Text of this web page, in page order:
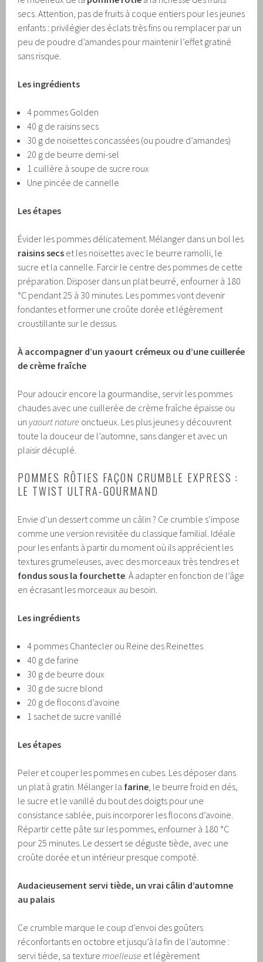
secs. Attention, pas de fruits à coque entiers pour les jeunes
enfants : privilégier des éclats très fins ou remplacer par un
peu de poudre d’amandes pour maintenir l’effet gratiné
sans risque.
Les ingrédients
4 pommes Golden
40 g de raisins secs
30 g de noisettes concassées (ou poudre d’amandes)
20 g de beurre demi-sel
1 cuillère à soupe de sucre roux
Une pincée de cannelle
Les étapes
Évider les pommes délicatement. Mélanger dans un bol les
raisins secs et les noisettes avec le beurre ramolli, le
sucre et la cannelle. Farcir le centre des pommes de cette
préparation. Disposer dans un plat beurré, enfourner à 180
°C pendant 25 à 30 minutes. Les pommes vont devenir
fondantes et former une croûte dorée et légèrement
croustillante sur le dessus.
À accompagner d’un yaourt crémeux ou d’une cuillerée
de crème fraîche
Pour adoucir encore la gourmandise, servir les pommes
chaudes avec une cuillerée de crème fraîche épaisse ou
un yaourt nature onctueux. Les plus jeunes y découvrent
toute la douceur de l’automne, sans danger et avec un
plaisir décuplé.
POMMES RÔTIES FAÇON CRUMBLE EXPRESS :
LE TWIST ULTRA-GOURMAND
Envie d’un dessert comme un câlin ? Ce crumble s’impose
comme une version revisitée du classique familial. Idéale
pour les enfants à partir du moment où ils apprécient les
textures grumeleuses, avec des morceaux très tendres et
fondus sous la fourchette . À adapter en fonction de l’âge
en écrasant les morceaux au besoin.
Les ingrédients
4 pommes Chantecler ou Reine des Reinettes
40 g de farine
30 g de beurre doux
30 g de sucre blond
20 g de flocons d’avoine
1 sachet de sucre vanillé
Les étapes
Peler et couper les pommes en cubes. Les déposer dans
un plat à gratin. Mélanger la farine , le beurre froid en dés,
le sucre et le vanillé du bout des doigts pour une
consistance sablée, puis incorporer les flocons d’avoine.
Répartir cette pâte sur les pommes, enfourner à 180 °C
pour 25 minutes. Le dessert se déguste tiède, avec une
croûte dorée et un intérieur presque compoté.
Audacieusement servi tiède, un vrai câlin d’automne
au palais
Ce crumble marque le coup d’envoi des goûters
réconfortants en octobre et jusqu’à la fin de l’automne :
servi tiède, sa texture moelleuse et légèrement